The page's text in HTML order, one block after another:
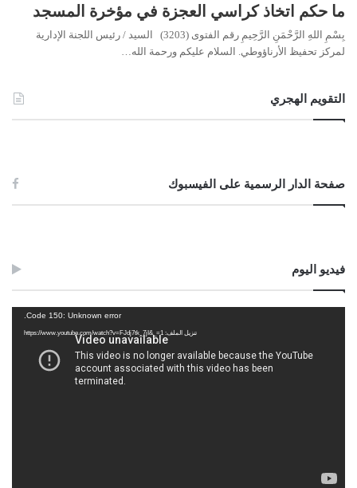
ما حكم اتخاذ كراسي العجزة في مؤخرة المسجد
بِسْمِ اللهِ الرَّحْمَنِ الرَّحِيمِ رقم الفتوى (3203) السيد / رئيس اللجنة الإدارية
لمركز تحفيظ الأرناؤوطي. السلام عليكم ورحمة الله…
التقويم الهجري
صفحة الدار الرسمية على الفيسبوك
فيديو اليوم
Code 150: Unknown error.
تنزيل الملف: https://www.youtube.com/watch?v=FJdj7tk_7jI&_=1